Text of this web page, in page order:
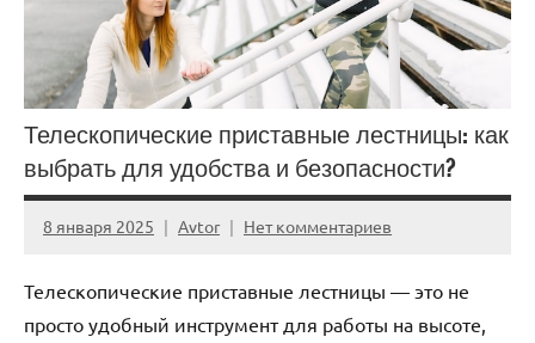
Телескопические приставные лестницы: как
выбрать для удобства и безопасности?
8 января 2025 Avtor Нет комментариев
Телескопические приставные лестницы — это не
просто удобный инструмент для работы на высоте,